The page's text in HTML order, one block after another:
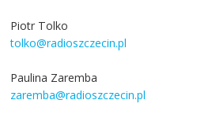
Piotr Tolko
tolko@radioszczecin.pl
Paulina Zaremba
zaremba@radioszczecin.pl